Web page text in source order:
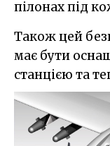
пілонах під
Також цей
має бути
станцією та